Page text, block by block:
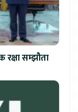
रक्षा सम्झौता